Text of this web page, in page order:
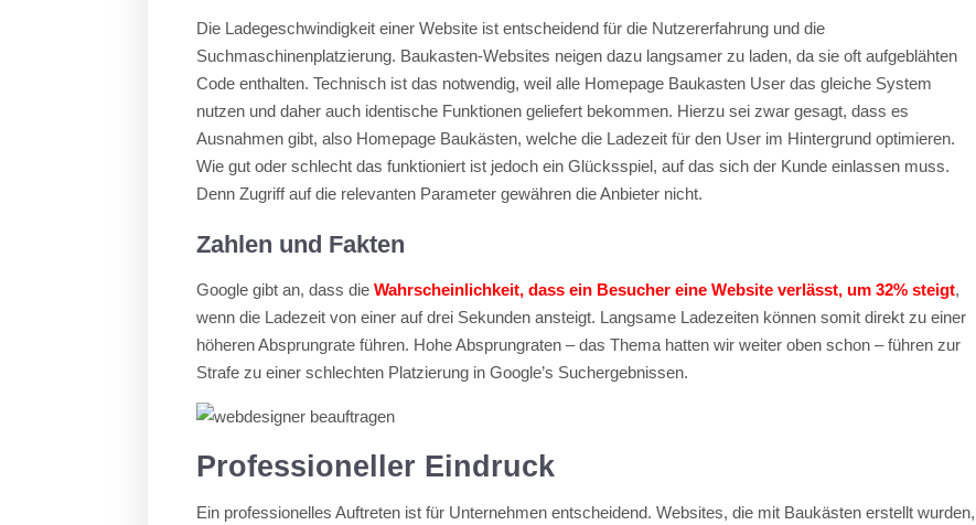
Die Ladegeschwindigkeit einer Website ist entscheidend für die Nutzererfahrung und die
Suchmaschinenplatzierung. Baukasten-Websites neigen dazu langsamer zu laden, da sie oft aufgeblähten
Code enthalten. Technisch ist das notwendig, weil alle Homepage Baukasten User das gleiche System
nutzen und daher auch identische Funktionen geliefert bekommen. Hierzu sei zwar gesagt, dass es
Ausnahmen gibt, also Homepage Baukästen, welche die Ladezeit für den User im Hintergrund optimieren.
Wie gut oder schlecht das funktioniert ist jedoch ein Glücksspiel, auf das sich der Kunde einlassen muss.
Denn Zugriff auf die relevanten Parameter gewähren die Anbieter nicht.
Zahlen und Fakten
Google gibt an, dass dieWahrscheinlichkeit, dass ein Besucher eine Website verlässt, um 32% steigt,
wenn die Ladezeit von einer auf drei Sekunden ansteigt. Langsame Ladezeiten können somit direkt zu einer
höheren Absprungrate führen. Hohe Absprungraten – das Thema hatten wir weiter oben schon – führen zur
Strafe zu einer schlechten Platzierung in Google’s Suchergebnissen.
Professioneller Eindruck
Ein professionelles Auftreten ist für Unternehmen entscheidend. Websites, die mit Baukästen erstellt wurden,